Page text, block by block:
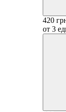
420
от 3